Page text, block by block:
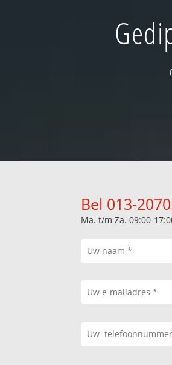
Bel 013-
Ma. t/m Za. 09:00-